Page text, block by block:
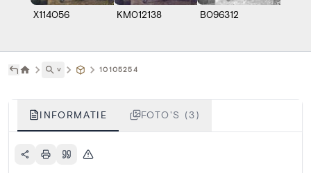
X114056 KM012138 B096312
˅ 10105254
INFORMATIE FOTO'S (3)